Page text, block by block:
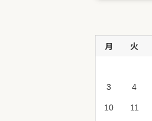
月 火
3 4
10 11